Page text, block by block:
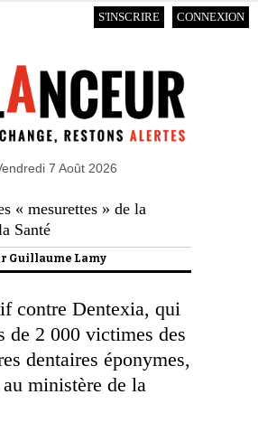
S'INSCRIRE CONNEXION
7 Août 2026
« mesurettes » de la
Santé
Guillaume Lamy
contre Dentexia, qui
de 2 000 victimes des
dentaires éponymes,
ministère de la